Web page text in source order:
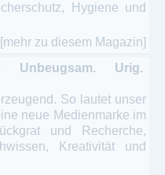
Hygiene und
[mehr zu diesem Magazin]
Urig.
So lautet unser
neue Medienmarke im
und Recherche,
Kreativität und